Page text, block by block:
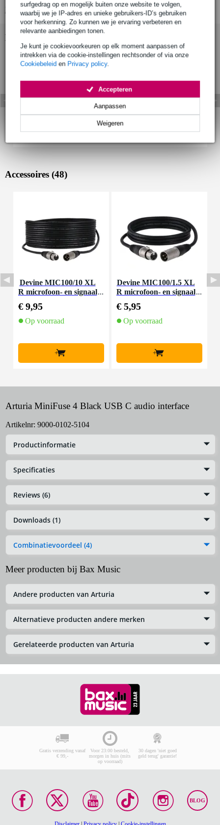
surfgedrag op en mogelijk buiten onze website te volgen,
waarbij we je IP-adres en unieke gebruikers-ID’s gebruiken
voor herkenning. Zo kunnen we je ervaring verbeteren en
relevante aanbiedingen tonen.
Je kunt je cookievoorkeuren op elk moment aanpassen of
intrekken via de cookie-instellingen rechtsonder of via onze
Cookiebeleid en Privacy policy.
Weigeren
Aanpassen
Accepteren
Bekijk alle productspecificaties
Bekijk ook eens (2)
Accessoires (48)
Devine MIC100/10 XL
R microfoon- en signaal
€ 9,95
Op voorraad
+
Devine MIC100/1.5 XL
R microfoon- en signaal
€ 5,95
Op voorraad
+
Arturia MiniFuse 4 Black USB C audio interface
Artikelnr: 9000-0102-5104
Productinformatie
Specificaties
Reviews (6)
Downloads (1)
Combinatievoordeel (4)
Meer producten bij Bax Music
Andere producten van Arturia
Alternatieve producten andere merken
Gerelateerde producten van Arturia
Gratis verzending vanaf
€ 99,-
Voor 23:00 besteld,
morgen in huis (mits
op voorraad)
30 dagen 'niet goed
geld terug' garantie!
BLOG